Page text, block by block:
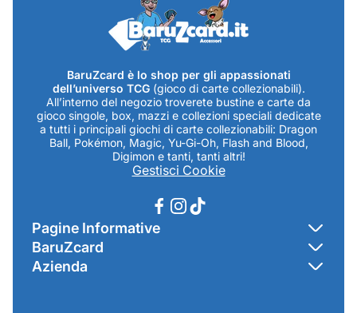
BaruZcard è lo shop per gli appassionati
dell’universo TCG (gioco di carte collezionabili).
All’interno del negozio troverete bustine e carte da
gioco singole, box, mazzi e collezioni speciali dedicate
a tutti i principali giochi di carte collezionabili: Dragon
Ball, Pokémon, Magic, Yu-Gi-Oh, Flash and Blood,
Digimon e tanti, tanti altri!
Gestisci Cookie
Pagine Informative
Contatti
BaruZcard
Azienda